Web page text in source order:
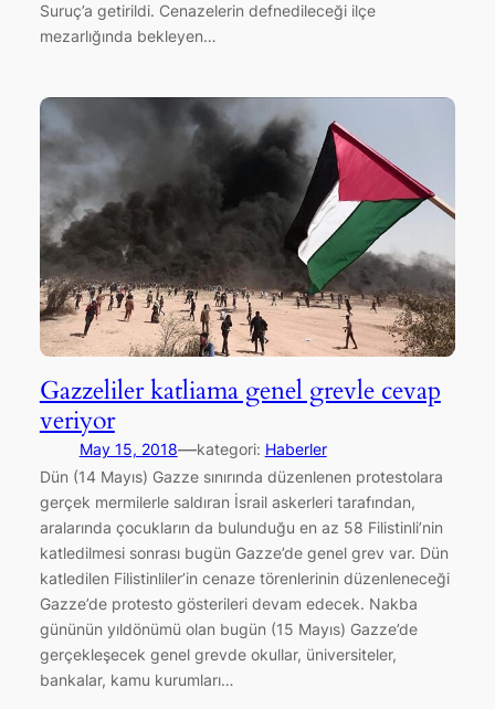
Suruç’a getirildi. Cenazelerin defnedileceği ilçe
mezarlığında bekleyen…
Gazzeliler katliama genel grevle cevap
veriyor
May 15, 2018—kategori: Haberler
Dün (14 Mayıs) Gazze sınırında düzenlenen protestolara
gerçek mermilerle saldıran İsrail askerleri tarafından,
aralarında çocukların da bulunduğu en az 58 Filistinli’nin
katledilmesi sonrası bugün Gazze’de genel grev var. Dün
katledilen Filistinliler’in cenaze törenlerinin düzenleneceği
Gazze’de protesto gösterileri devam edecek. Nakba
gününün yıldönümü olan bugün (15 Mayıs) Gazze’de
gerçekleşecek genel grevde okullar, üniversiteler,
bankalar, kamu kurumları…